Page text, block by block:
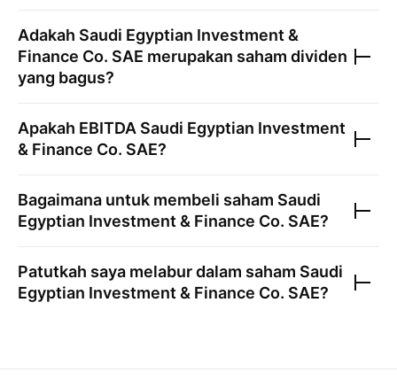
Adakah Saudi Egyptian Investment &
Finance Co. SAE merupakan saham dividen
yang bagus?
Apakah EBITDA Saudi Egyptian Investment
& Finance Co. SAE?
Bagaimana untuk membeli saham Saudi
Egyptian Investment & Finance Co. SAE?
Patutkah saya melabur dalam saham Saudi
Egyptian Investment & Finance Co. SAE?